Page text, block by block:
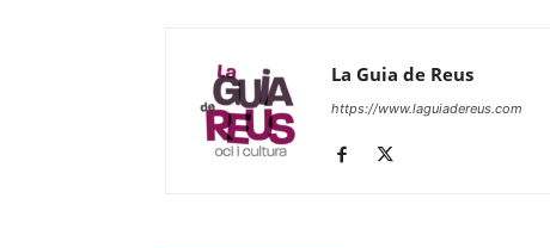
La Guia de Reus
https://www.laguiadereus.com